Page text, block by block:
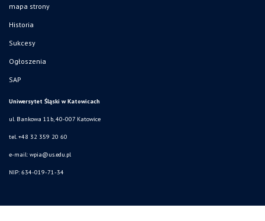
mapa strony
Historia
Sukcesy
Ogłoszenia
SAP
Uniwersytet Śląski w Katowicach
ul. Bankowa 11b, 40-007 Katowice
tel. +48 32 359 20 60
e-mail: wpia@us.edu.pl
NIP: 634-019-71-34